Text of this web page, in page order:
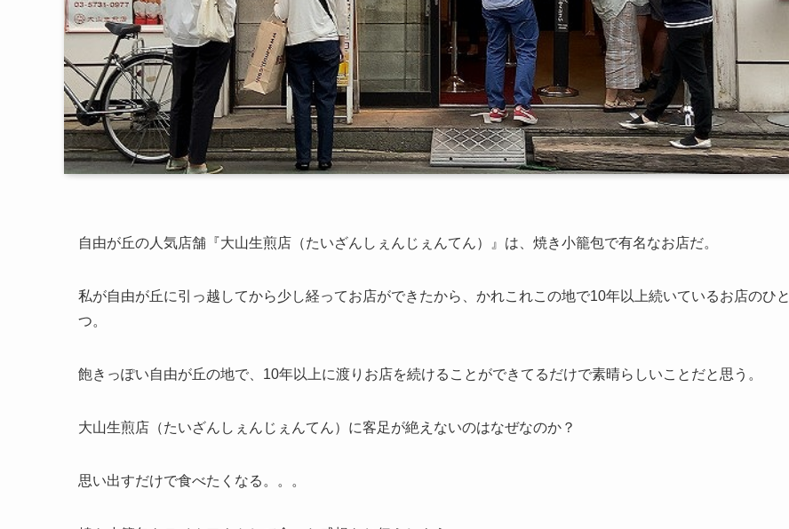
自由が丘の人気店舗『大山生煎店（たいざんしぇんじぇんてん）』は、焼き小籠包で有名なお店だ。
私が自由が丘に引っ越してから少し経ってお店ができたから、かれこれこの地で10年以上続いているお店のひと
つ。
飽きっぽい自由が丘の地で、10年以上に渡りお店を続けることができてるだけで素晴らしいことだと思う。
大山生煎店（たいざんしぇんじぇんてん）に客足が絶えないのはなぜなのか？
思い出すだけで食べたくなる。。。